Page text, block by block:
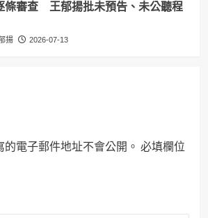
條審查 王郁揚批未預告、未公聽程
揚 2026-07-13
電子郵件地址不會公開。 必填欄位